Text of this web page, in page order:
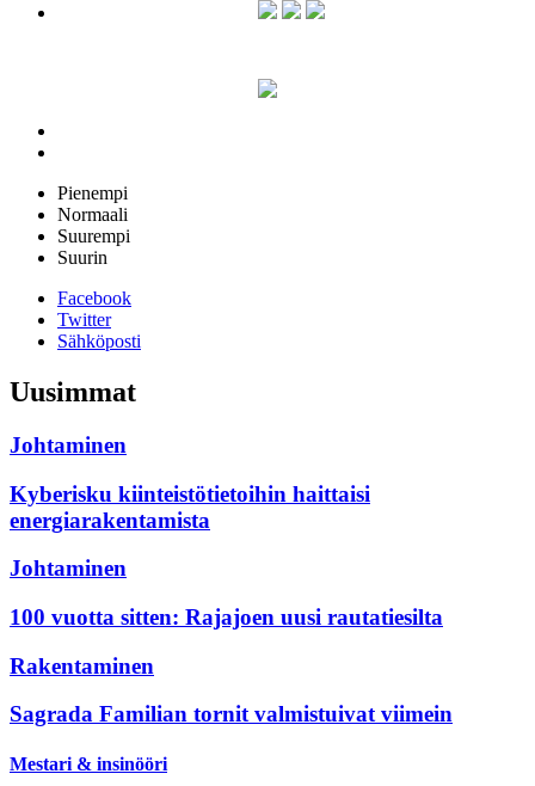
Pienempi
Normaali
Suurempi
Suurin
Facebook
Twitter
Sähköposti
Uusimmat
Johtaminen
Kyberisku kiinteistötietoihin haittaisi
energiarakentamista
Johtaminen
100 vuotta sitten: Rajajoen uusi rautatiesilta
Rakentaminen
Sagrada Familian tornit valmistuivat viimein
Mestari & insinööri